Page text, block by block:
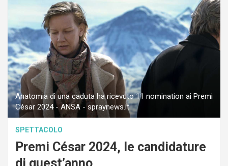
Anatomia di una caduta ha ricevuto 11 nomination ai Premi
César 2024 - ANSA - spraynews.it
SPETTACOLO
Premi César 2024, le candidature